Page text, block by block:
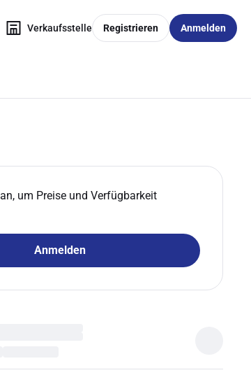
Verkaufsstelle Registrieren Anmelden
um Preise und Verfügbarkeit
Anmelden